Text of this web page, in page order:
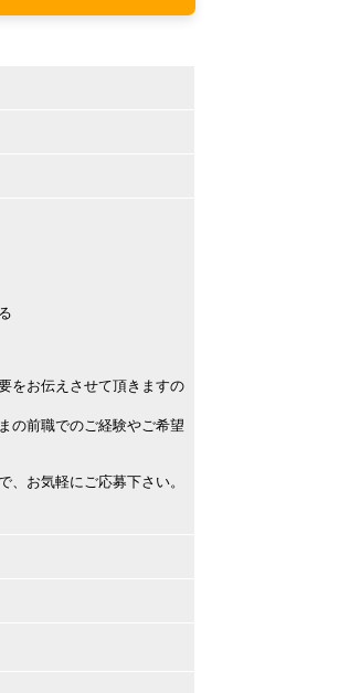
をお伝えさせて頂きますの
の前職でのご経験やご希望
、お気軽にご応募下さい。